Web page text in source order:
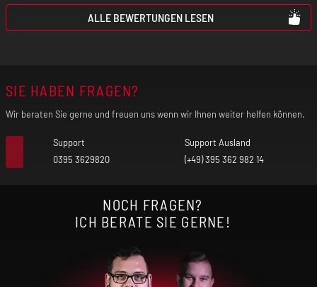
ALLE BEWERTUNGEN LESEN
SIE HABEN FRAGEN?
Wir beraten Sie gerne und freuen uns wenn wir Ihnen weiter helfen können.
Support
0395 3629820
Support Ausland
(+49) 395 362 982 14
NOCH FRAGEN?
ICH BERATE SIE GERNE!